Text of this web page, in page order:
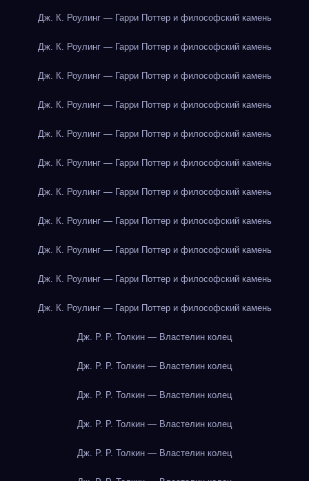
Дж. К. Роулинг — Гарри Поттер и философский камень
Дж. К. Роулинг — Гарри Поттер и философский камень
Дж. К. Роулинг — Гарри Поттер и философский камень
Дж. К. Роулинг — Гарри Поттер и философский камень
Дж. К. Роулинг — Гарри Поттер и философский камень
Дж. К. Роулинг — Гарри Поттер и философский камень
Дж. К. Роулинг — Гарри Поттер и философский камень
Дж. К. Роулинг — Гарри Поттер и философский камень
Дж. К. Роулинг — Гарри Поттер и философский камень
Дж. К. Роулинг — Гарри Поттер и философский камень
Дж. К. Роулинг — Гарри Поттер и философский камень
Дж. Р. Р. Толкин — Властелин колец
Дж. Р. Р. Толкин — Властелин колец
Дж. Р. Р. Толкин — Властелин колец
Дж. Р. Р. Толкин — Властелин колец
Дж. Р. Р. Толкин — Властелин колец